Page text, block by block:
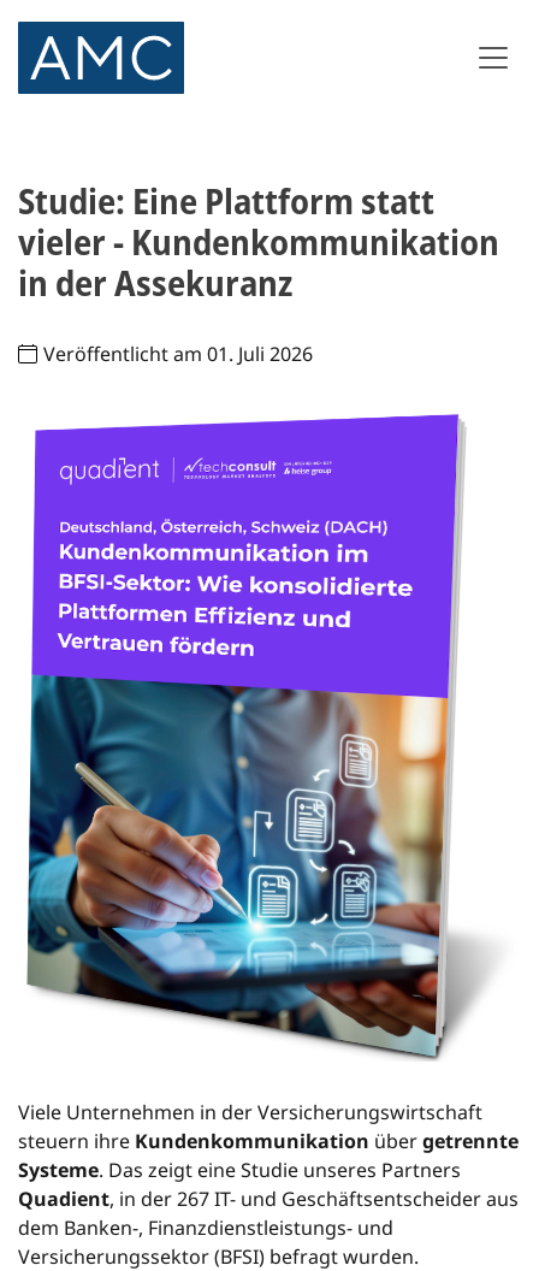
Studie: Eine Plattform statt
vieler - Kundenkommunikation
in der Assekuranz
Veröffentlicht am 01. Juli 2026
Viele Unternehmen in der Versicherungswirtschaft
steuern ihre Kundenkommunikation übergetrennte
Systeme. Das zeigt eine Studie unseres Partners
Quadient, in der 267 IT- und Geschäftsentscheider aus
dem Banken-, Finanzdienstleistungs- und
Versicherungssektor (BFSI) befragt wurden.